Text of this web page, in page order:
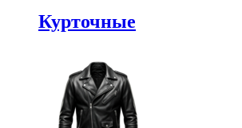
Курточные